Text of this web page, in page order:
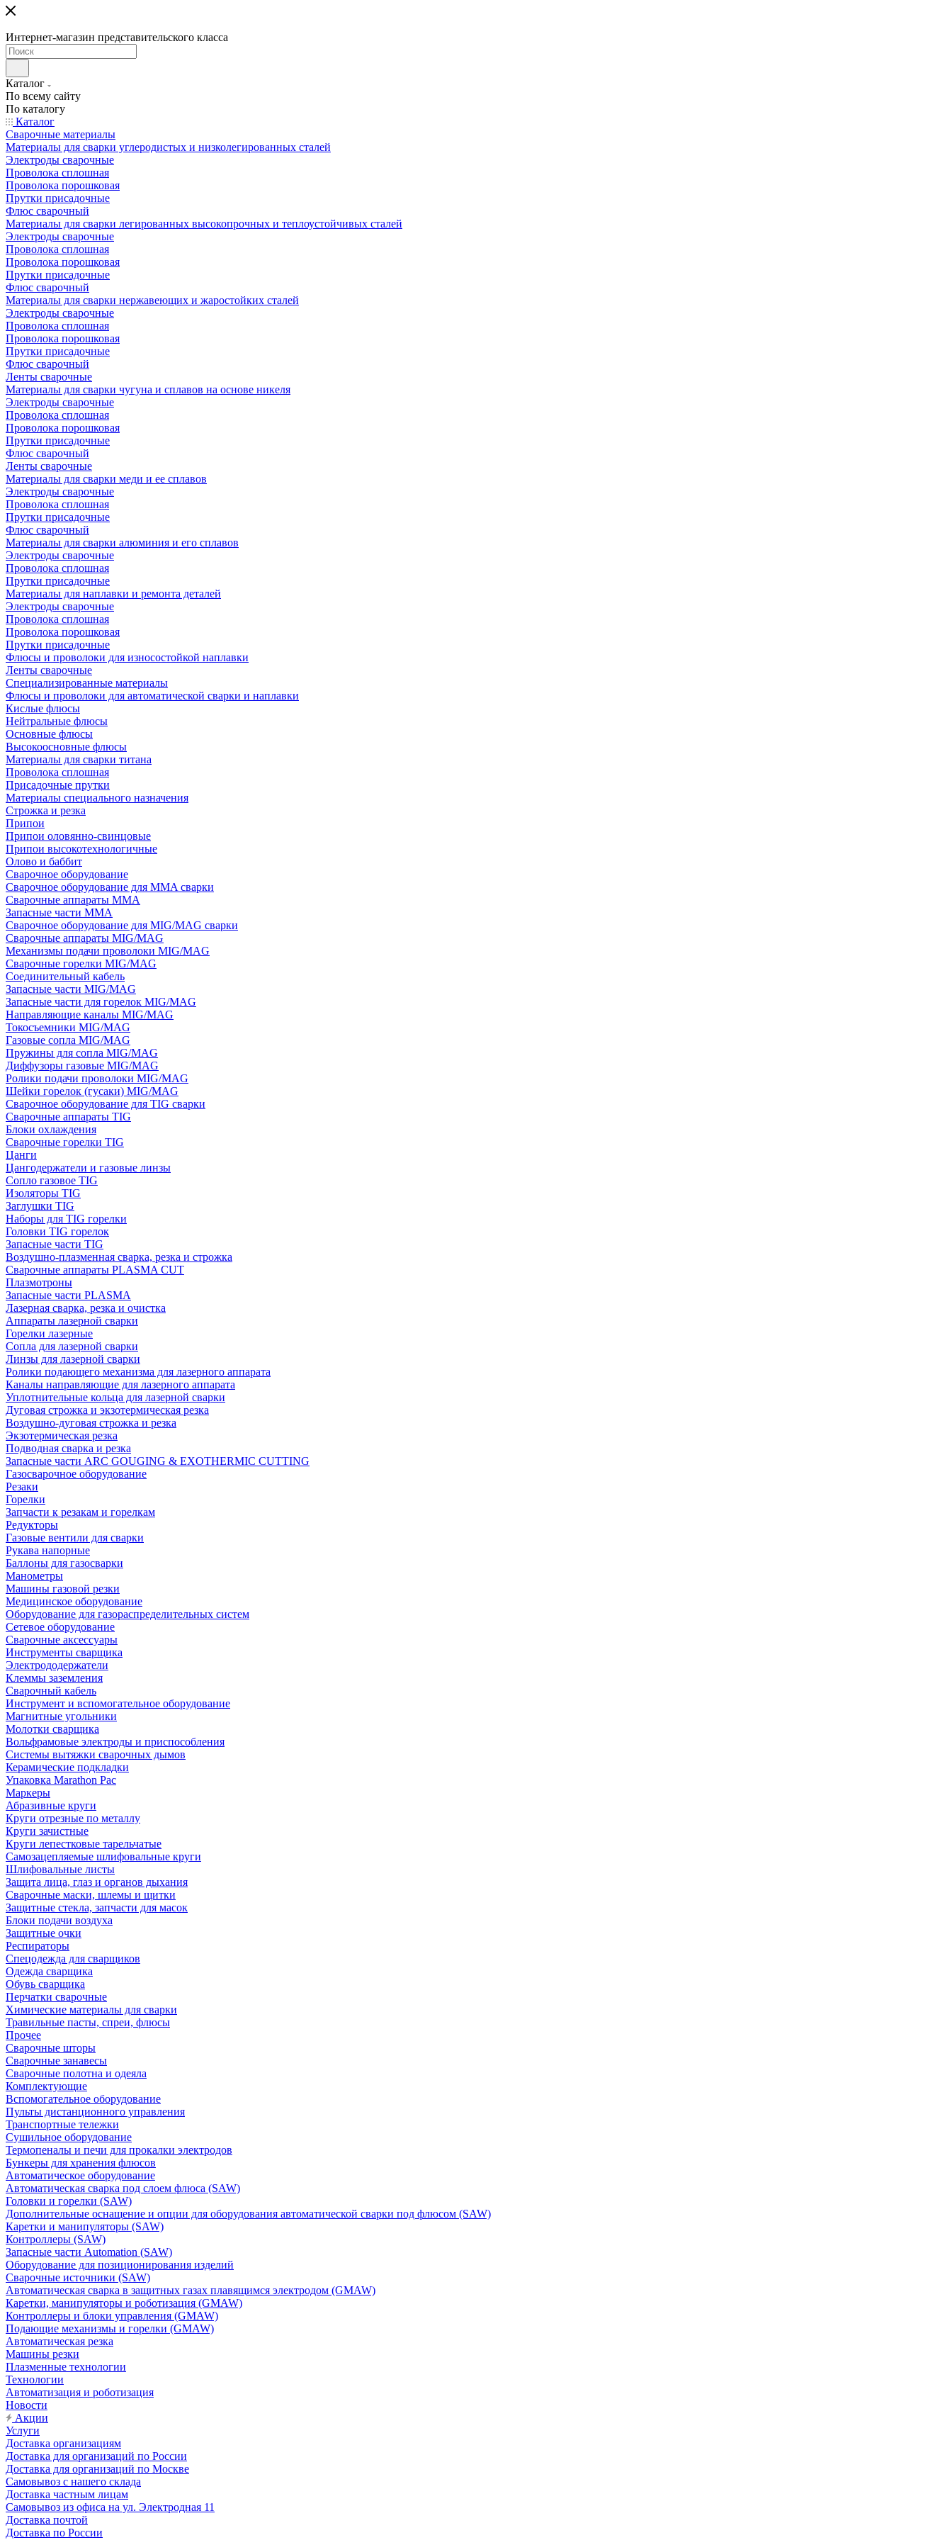
Интернет-магазин представительского класса
Каталог
По всему сайту
По каталогу
Каталог
Сварочные материалы
Материалы для сварки углеродистых и низколегированных сталей
Электроды сварочные
Проволока сплошная
Проволока порошковая
Прутки присадочные
Флюс сварочный
Материалы для сварки легированных высокопрочных и теплоустойчивых сталей
Электроды сварочные
Проволока сплошная
Проволока порошковая
Прутки присадочные
Флюс сварочный
Материалы для сварки нержавеющих и жаростойких сталей
Электроды сварочные
Проволока сплошная
Проволока порошковая
Прутки присадочные
Флюс сварочный
Ленты сварочные
Материалы для сварки чугуна и сплавов на основе никеля
Электроды сварочные
Проволока сплошная
Проволока порошковая
Прутки присадочные
Флюс сварочный
Ленты сварочные
Материалы для сварки меди и ее сплавов
Электроды сварочные
Проволока сплошная
Прутки присадочные
Флюс сварочный
Материалы для сварки алюминия и его сплавов
Электроды сварочные
Проволока сплошная
Прутки присадочные
Материалы для наплавки и ремонта деталей
Электроды сварочные
Проволока сплошная
Проволока порошковая
Прутки присадочные
Флюсы и проволоки для износостойкой наплавки
Ленты сварочные
Специализированные материалы
Флюсы и проволоки для автоматической сварки и наплавки
Кислые флюсы
Нейтральные флюсы
Основные флюсы
Высокоосновные флюсы
Материалы для сварки титана
Проволока сплошная
Присадочные прутки
Материалы специального назначения
Строжка и резка
Припои
Припои оловянно-свинцовые
Припои высокотехнологичные
Олово и баббит
Сварочное оборудование
Сварочное оборудование для MMA сварки
Сварочные аппараты MMA
Запасные части MMA
Сварочное оборудование для MIG/MAG сварки
Сварочные аппараты MIG/MAG
Механизмы подачи проволоки MIG/MAG
Сварочные горелки MIG/MAG
Соединительный кабель
Запасные части MIG/MAG
Запасные части для горелок MIG/MAG
Направляющие каналы MIG/MAG
Токосъемники MIG/MAG
Газовые сопла MIG/MAG
Пружины для сопла MIG/MAG
Диффузоры газовые MIG/MAG
Ролики подачи проволоки MIG/MAG
Шейки горелок (гусаки) MIG/MAG
Сварочное оборудование для TIG сварки
Сварочные аппараты TIG
Блоки охлаждения
Сварочные горелки TIG
Цанги
Цангодержатели и газовые линзы
Сопло газовое TIG
Изоляторы TIG
Заглушки TIG
Наборы для TIG горелки
Головки TIG горелок
Запасные части TIG
Воздушно-плазменная сварка, резка и строжка
Сварочные аппараты PLASMA CUT
Плазмотроны
Запасные части PLASMA
Лазерная сварка, резка и очистка
Аппараты лазерной сварки
Горелки лазерные
Сопла для лазерной сварки
Линзы для лазерной сварки
Ролики подающего механизма для лазерного аппарата
Каналы направляющие для лазерного аппарата
Уплотнительные кольца для лазерной сварки
Дуговая строжка и экзотермическая резка
Воздушно-дуговая строжка и резка
Экзотермическая резка
Подводная сварка и резка
Запасные части ARC GOUGING & EXOTHERMIC CUTTING
Газосварочное оборудование
Резаки
Горелки
Запчасти к резакам и горелкам
Редукторы
Газовые вентили для сварки
Рукава напорные
Баллоны для газосварки
Манометры
Машины газовой резки
Медицинское оборудование
Оборудование для газораспределительных систем
Сетевое оборудование
Сварочные аксессуары
Инструменты сварщика
Электрододержатели
Клеммы заземления
Сварочный кабель
Инструмент и вспомогательное оборудование
Магнитные угольники
Молотки сварщика
Вольфрамовые электроды и приспособления
Системы вытяжки сварочных дымов
Керамические подкладки
Упаковка Marathon Pac
Маркеры
Абразивные круги
Круги отрезные по металлу
Круги зачистные
Круги лепестковые тарельчатые
Самозацепляемые шлифовальные круги
Шлифовальные листы
Защита лица, глаз и органов дыхания
Сварочные маски, шлемы и щитки
Защитные стекла, запчасти для масок
Блоки подачи воздуха
Защитные очки
Респираторы
Спецодежда для сварщиков
Одежда сварщика
Обувь сварщика
Перчатки сварочные
Химические материалы для сварки
Травильные пасты, спреи, флюсы
Прочее
Сварочные шторы
Сварочные занавесы
Сварочные полотна и одеяла
Комплектующие
Вспомогательное оборудование
Пульты дистанционного управления
Транспортные тележки
Сушильное оборудование
Термопеналы и печи для прокалки электродов
Бункеры для хранения флюсов
Автоматическое оборудование
Автоматическая сварка под слоем флюса (SAW)
Головки и горелки (SAW)
Дополнительные оснащение и опции для оборудования автоматической сварки под флюсом (SAW)
Каретки и манипуляторы (SAW)
Контроллеры (SAW)
Запасные части Automation (SAW)
Оборудование для позиционирования изделий
Сварочные источники (SAW)
Автоматическая сварка в защитных газах плавящимся электродом (GMAW)
Каретки, манипуляторы и роботизация (GMAW)
Контроллеры и блоки управления (GMAW)
Подающие механизмы и горелки (GMAW)
Автоматическая резка
Машины резки
Плазменные технологии
Технологии
Автоматизация и роботизация
Новости
Акции
Услуги
Доставка организациям
Доставка для организаций по России
Доставка для организаций по Москве
Самовывоз с нашего склада
Доставка частным лицам
Самовывоз из офиса на ул. Электродная 11
Доставка почтой
Доставка по России